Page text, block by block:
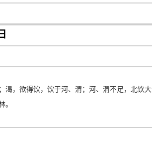
渴，欲得饮，饮于河、渭；河、渭不足，北饮
。